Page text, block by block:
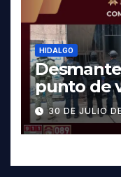
HIDALGO
punto de
Pachuca;
30 DE JULIO